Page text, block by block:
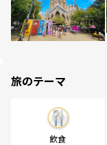
旅のテーマ
飲食